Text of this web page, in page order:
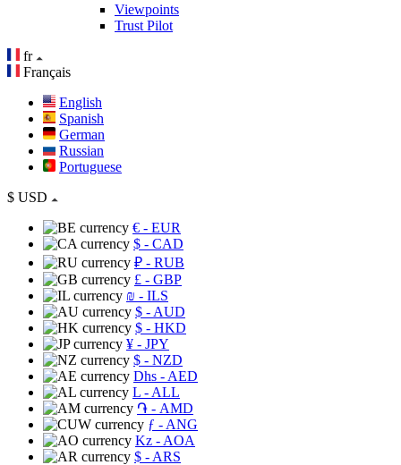
Viewpoints
Trust Pilot
fr
Français
English
Spanish
German
Russian
Portuguese
$ USD
€ - EUR
$ - CAD
₽ - RUB
£ - GBP
₪ - ILS
$ - AUD
$ - HKD
¥ - JPY
$ - NZD
Dhs - AED
L - ALL
֏ - AMD
ƒ - ANG
Kz - AOA
$ - ARS